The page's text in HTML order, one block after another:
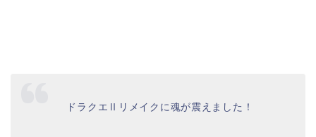
ドラクエⅡリメイクに魂が震えました！